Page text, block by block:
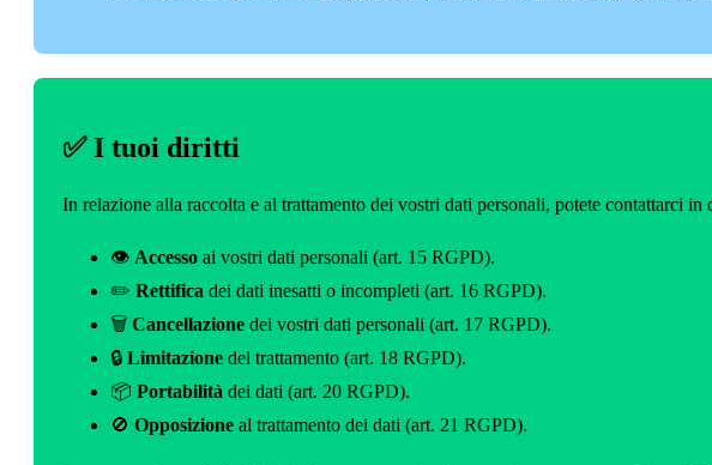
✅ I tuoi diritti
In relazione alla raccolta e al trattamento dei vostri dati personali, potete contattarci
👁️ Accesso ai vostri dati personali (art. 15 RGPD).
✏️ Rettifica dei dati inesatti o incompleti (art. 16 RGPD).
🗑️ Cancellazione dei vostri dati personali (art. 17 RGPD).
🔒 Limitazione del trattamento (art. 18 RGPD).
📦 Portabilità dei dati (art. 20 RGPD).
🚫 Opposizione al trattamento dei dati (art. 21 RGPD).